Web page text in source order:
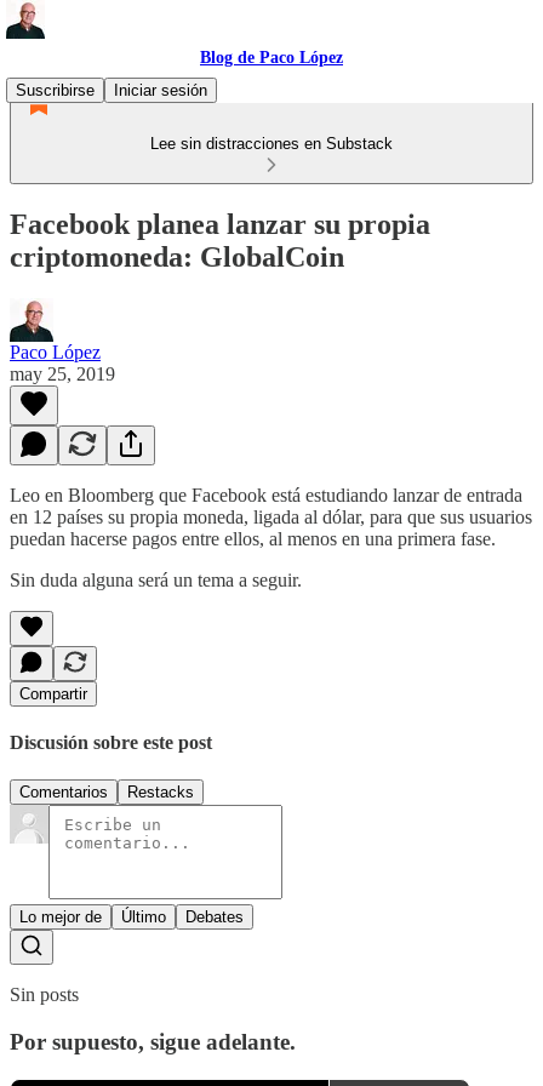
Blog de Paco López
Suscribirse
Iniciar sesión
Lee sin distracciones en Substack
Facebook planea lanzar su propia
criptomoneda: GlobalCoin
Paco López
may 25, 2019
Leo en Bloomberg que Facebook está estudiando lanzar de entrada
en 12 países su propia moneda, ligada al dólar, para que sus usuarios
puedan hacerse pagos entre ellos, al menos en una primera fase.
Sin duda alguna será un tema a seguir.
Compartir
Discusión sobre este post
Comentarios Restacks
Lo mejor de Último Debates
Sin posts
Por supuesto, sigue adelante.